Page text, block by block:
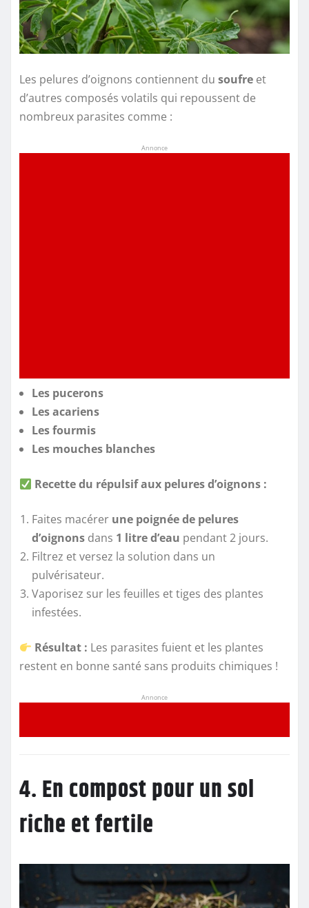
Les pelures d’oignons contiennent du soufre et
d’autres composés volatils qui repoussent de
nombreux parasites comme :
Annonce
Les pucerons
Les acariens
Les fourmis
Les mouches blanches
Recette du répulsif aux pelures d’oignons :
Faites macérer une poignée de pelures
d’oignons dans 1 litre d’eau pendant 2 jours.
Filtrez et versez la solution dans un
pulvérisateur.
Vaporisez sur les feuilles et tiges des plantes
infestées.
Résultat : Les parasites fuient et les plantes
restent en bonne santé sans produits chimiques !
Annonce
4. En compost pour un sol
riche et fertile